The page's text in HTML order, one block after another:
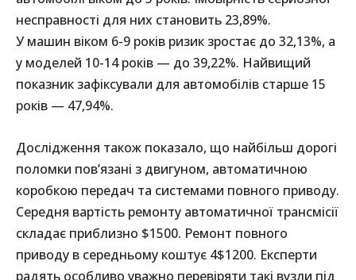
несправності для них становить 23,89%.
У машин віком 6-9 років ризик зростає до 32,13%, а
у моделей 10-14 років — до 39,22%. Найвищий
показник зафіксували для автомобілів старше 15
років — 47,94%.
Дослідження також показало, що найбільш дорогі
поломки пов’язані з двигуном, автоматичною
коробкою передач та системами повного приводу.
Середня вартість ремонту автоматичної трансмісії
складає приблизно $1500. Ремонт повного
приводу в середньому коштує 4$1200. Експерти
радять особливо уважно перевіряти такі вузли під